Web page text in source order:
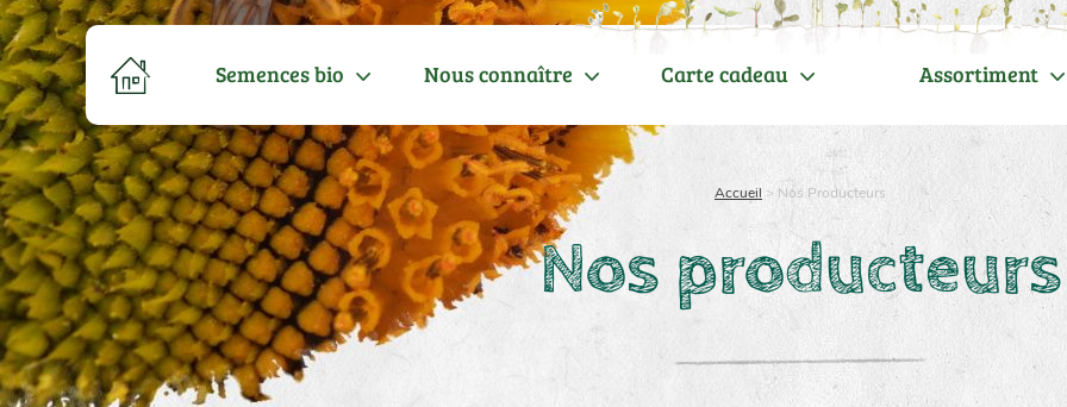
Semences bio Nous connaître Carte cadeau Assortiment
Accueil > Nos Producteurs
Nos producteurs